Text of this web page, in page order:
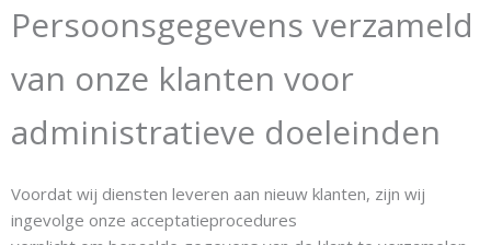
Persoonsgegevens verzameld
van onze klanten voor
administratieve doeleinden
Voordat wij diensten leveren aan nieuw klanten, zijn wij
ingevolge onze acceptatieprocedures